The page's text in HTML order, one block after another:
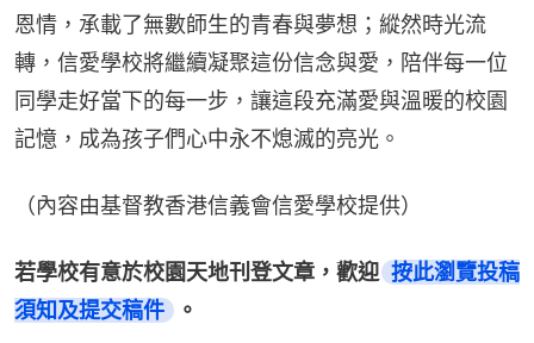
恩情，承載了無數師生的青春與夢想；縱然時光流
轉，信愛學校將繼續凝聚這份信念與愛，陪伴每一位
同學走好當下的每一步，讓這段充滿愛與溫暖的校園
記憶，成為孩子們心中永不熄滅的亮光。
（內容由基督教香港信義會信愛學校提供）
若學校有意於校園天地刊登文章，歡迎 按此瀏覽投稿
須知及提交稿件
。